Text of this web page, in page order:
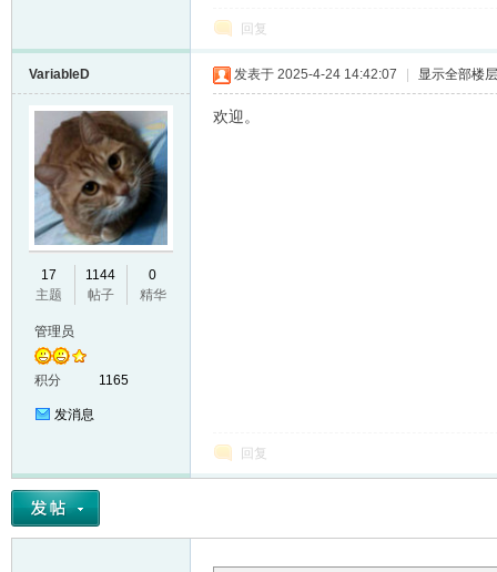
N
回复
VariableD
17
主题
1144
帖子
0
精华
管理员
积分 1165
发消息
发表于 2025-4-24 14:42:07 显示全部楼层
欢迎。
回复